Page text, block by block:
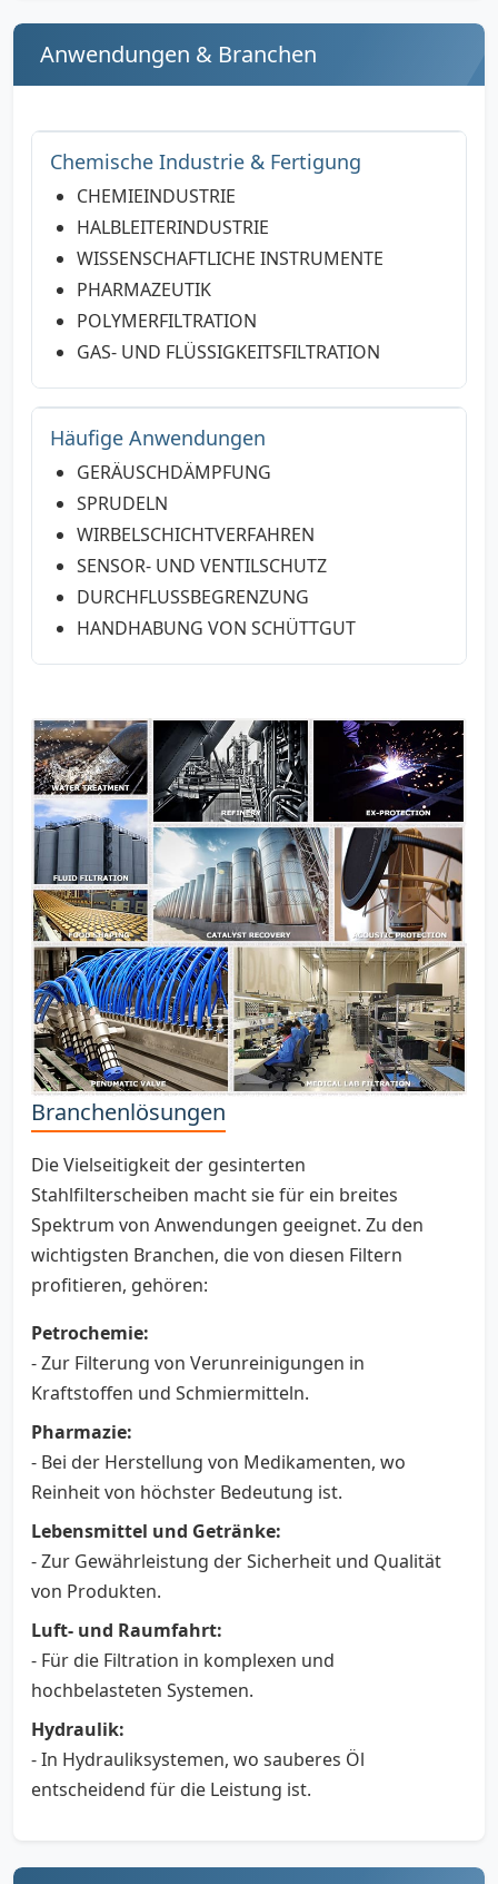
Anwendungen & Branchen
Chemische Industrie & Fertigung
CHEMIEINDUSTRIE
HALBLEITERINDUSTRIE
WISSENSCHAFTLICHE INSTRUMENTE
PHARMAZEUTIK
POLYMERFILTRATION
GAS- UND FLÜSSIGKEITSFILTRATION
Häufige Anwendungen
GERÄUSCHDÄMPFUNG
SPRUDELN
WIRBELSCHICHTVERFAHREN
SENSOR- UND VENTILSCHUTZ
DURCHFLUSSBEGRENZUNG
HANDHABUNG VON SCHÜTTGUT
Branchenlösungen
Die Vielseitigkeit der gesinterten
Stahlfilterscheiben macht sie für ein breites
Spektrum von Anwendungen geeignet. Zu den
wichtigsten Branchen, die von diesen Filtern
profitieren, gehören:
Petrochemie:
- Zur Filterung von Verunreinigungen in
Kraftstoffen und Schmiermitteln.
Pharmazie:
- Bei der Herstellung von Medikamenten, wo
Reinheit von höchster Bedeutung ist.
Lebensmittel und Getränke:
- Zur Gewährleistung der Sicherheit und Qualität
von Produkten.
Luft- und Raumfahrt:
- Für die Filtration in komplexen und
hochbelasteten Systemen.
Hydraulik:
- In Hydrauliksystemen, wo sauberes Öl
entscheidend für die Leistung ist.